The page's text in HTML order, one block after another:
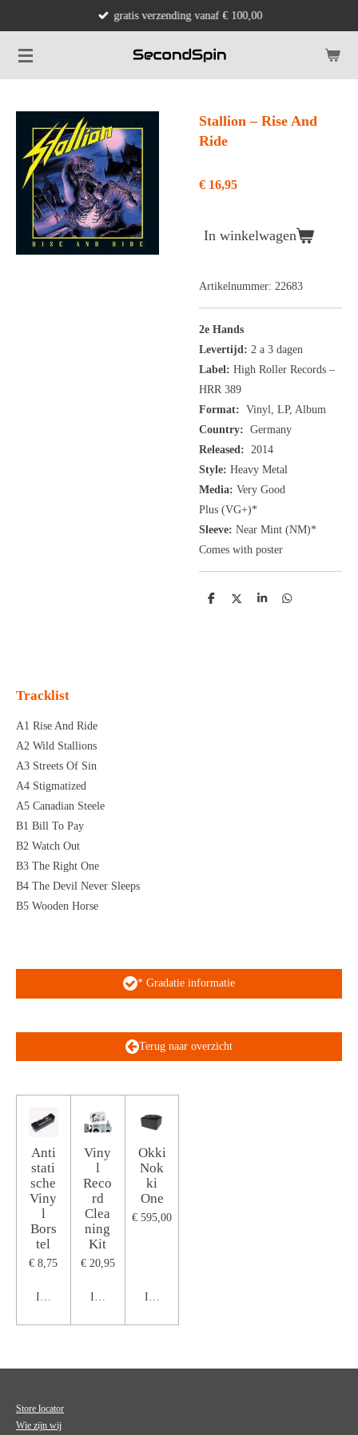
naar
de
gratis verzending vanaf € 100,00
Stallion – Rise And
Ride
€ 16,95
In winkelwagen
Artikelnummer: 22683
2e Hands
Levertijd: 2 a 3 dagen
Label: High Roller Records ‎–
HRR 389
Format: Vinyl, LP, Album
Country: Germany
Released: 2014
Style: Heavy Metal
Media: Very Good
Plus (VG+)*
Sleeve: Near Mint (NM)*
Comes with poster
D
D
S
D
Tracklist
A1 Rise And Ride
A2 Wild Stallions
A3 Streets Of Sin
A4 Stigmatized
A5 Canadian Steele
B1 Bill To Pay
B2 Watch Out
B3 The Right One
B4 The Devil Never Sleeps
B5 Wooden Horse
* Gradatie informatie
Terug naar overzicht
Anti
stati
sche
Viny
l
Bors
tel
€ 8,75
In winkelwagen
Viny
l
Reco
rd
Clea
ning
Kit
€ 20,95
In winkelwagen
Okki
Nok
ki
One
€ 595,00
In winkelwagen
Store locator
Wie zijn wij